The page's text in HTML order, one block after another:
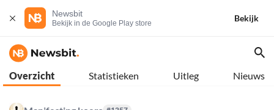
Newsbit
Bekijk in de Google Play store
Bekijk
Overzicht Statistieken Uitleg Nieuws